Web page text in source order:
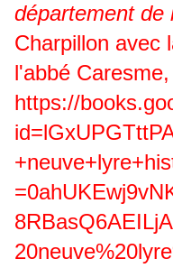
département de
Charpillon avec
l'abbé
https://